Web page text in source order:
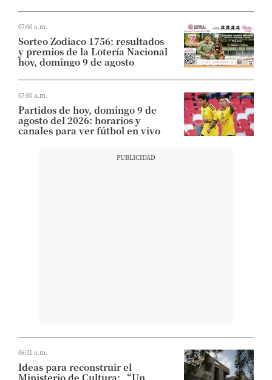
07:00 a.m.
Sorteo Zodiaco 1756: resultados
y premios de la Lotería Nacional
hoy, domingo 9 de agosto
07:00 a.m.
Partidos de hoy, domingo 9 de
agosto del 2026: horarios y
canales para ver fútbol en vivo
06:31 a.m.
Ideas para reconstruir el
Ministerio de Cultura: “Un